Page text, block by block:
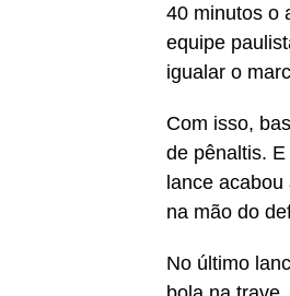
40 minutos o
equipe
igualar o
Com isso,
de pênaltis.
lance
na mão do
No último